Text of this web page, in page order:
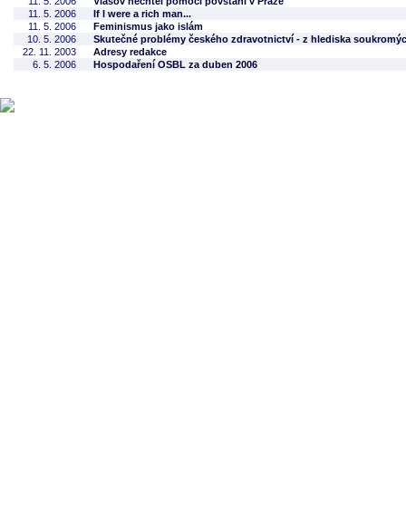
11. 5. 2006
If I were a rich man...
11. 5. 2006
Feminismus jako islám
10. 5. 2006
Skutečné problémy českého zdravotnictví - z hlediska
22. 11. 2003
Adresy redakce
6. 5. 2006
Hospodaření OSBL za duben 2006